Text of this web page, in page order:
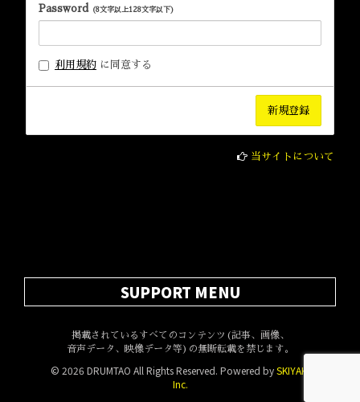
Password (8文字以上128文字以下)
利用規約 に同意する
当サイトについて
SUPPORT MENU
掲載されているすべてのコンテンツ(記事、画像、
音声データ、映像データ等)の無断転載を禁じます。
© 2026 DRUMTAO All Rights Reserved. Powered bySKIYAKI
Inc.